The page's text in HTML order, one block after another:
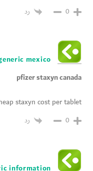
0 رد
mexico
pfizer staxyn canada
staxyn cost per tablet
0 رد
information